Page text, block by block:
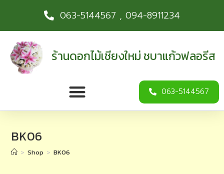
063-5144567 , 094-8911234
ร้านดอกไม้เชียงใหม่ ชบาแก้วฟลอรีส
063-5144567
BK06
> Shop > BK06